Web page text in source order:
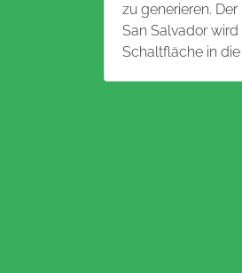
zu generieren.
San Salvador
Schaltfläche in